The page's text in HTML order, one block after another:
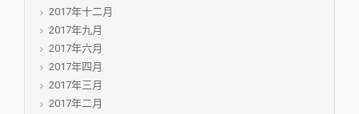
2017年十二月
2017年九月
2017年六月
2017年四月
2017年三月
2017年二月